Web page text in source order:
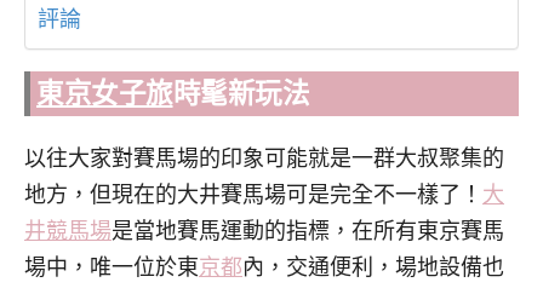
評論
東京女子旅 時髦新玩法
以往大家對賽馬場的印象可能就是一群大叔聚集的
地方，但現在的大井賽馬場可是完全不一樣了！ 大
井競馬場是當地賽馬運動的指標，在所有東京賽馬
場中，唯一位於東京都內，交通便利，場地設備也